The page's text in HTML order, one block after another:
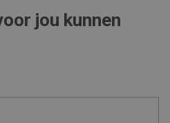
jou kunnen